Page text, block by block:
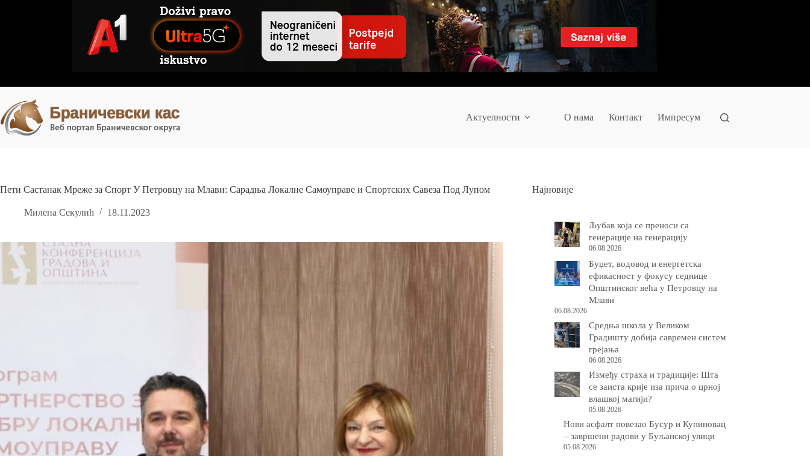
Актуелности О нама Контакт Импресум
Пети Састанак Мреже за Спорт У Петровцу на Млави: Сарадња Локалне Самоуправе и Спортских Савеза Под Лупом
Милена Секулић 18.11.2023
Најновије
Љубав која се преноси са
генерације на генерацију
06.08.2026
Буџет, водовод и енергетска
ефикасност у фокусу седнице
Општинског већа у Петровцу на
Млави
06.08.2026
Средња школа у Великом
Градишту добија савремен систем
грејања
06.08.2026
Између страха и традиције: Шта
се заиста крије иза прича о црној
влашкој магији?
05.08.2026
Нови асфалт повезао Бусур и Купиновац
– завршени радови у Буљанској улици
05.08.2026